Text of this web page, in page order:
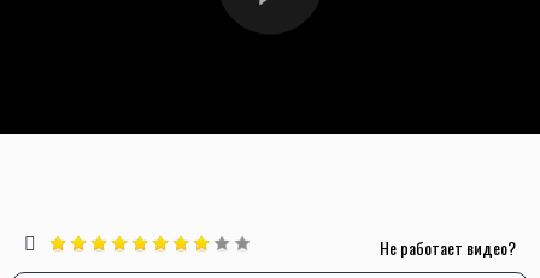
Не работает видео?